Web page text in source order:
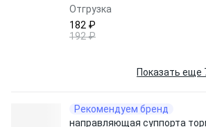
Отгрузка
182 ₽
192 ₽
Показать еще
Рекомендуем бренд
направляющая суппорта